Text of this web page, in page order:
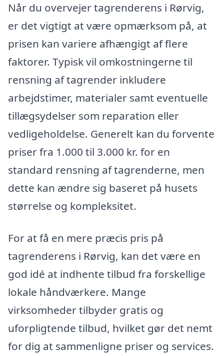
Når du overvejer tagrenderens i Rørvig,
er det vigtigt at være opmærksom på, at
prisen kan variere afhængigt af flere
faktorer. Typisk vil omkostningerne til
rensning af tagrender inkludere
arbejdstimer, materialer samt eventuelle
tillægsydelser som reparation eller
vedligeholdelse. Generelt kan du forvente
priser fra 1.000 til 3.000 kr. for en
standard rensning af tagrenderne, men
dette kan ændre sig baseret på husets
størrelse og kompleksitet.
For at få en mere præcis pris på
tagrenderens i Rørvig, kan det være en
god idé at indhente tilbud fra forskellige
lokale håndværkere. Mange
virksomheder tilbyder gratis og
uforpligtende tilbud, hvilket gør det nemt
for dig at sammenligne priser og services.